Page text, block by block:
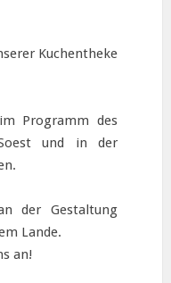
Kuchentheke
Programm des
Soest und in der
der Gestaltung
Lande.
an!